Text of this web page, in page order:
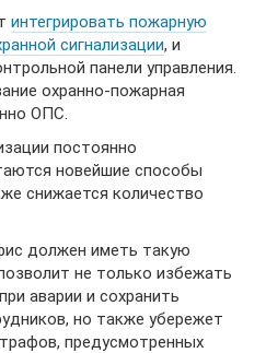
интегрировать пожарную
сигнализации, и
панели управления.
охранно-пожарная
ОПС.
постоянно
новейшие способы
снижается количество
должен иметь такую
не только избежать
аварии и сохранить
но также убережет
предусмотренных